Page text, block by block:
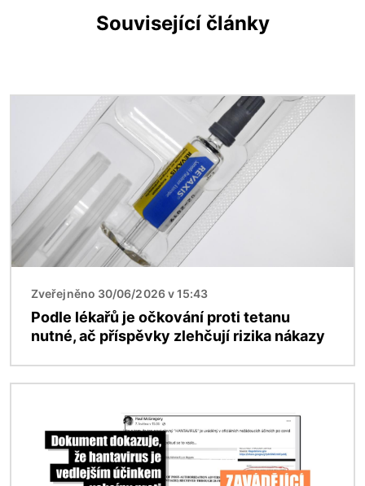
Související články
Zveřejněno 30/06/2026 v 15:43
Podle lékařů je očkování proti tetanu
nutné, ač příspěvky zlehčují rizika nákazy